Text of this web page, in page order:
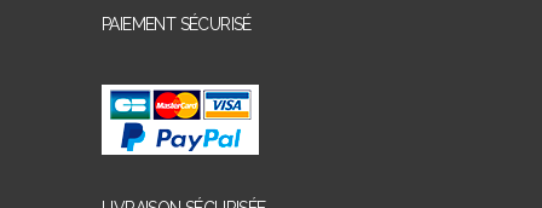
PAIEMENT SÉCURISÉ